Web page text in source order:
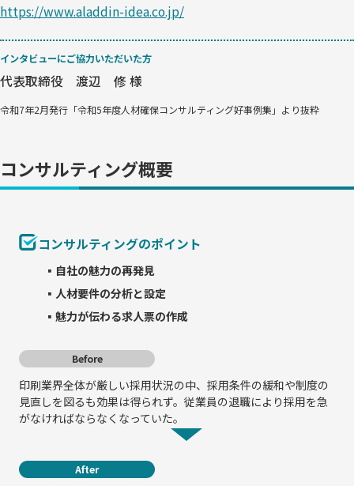
https://www.aladdin-idea.co.jp/
インタビューにご協力いただいた方
代表取締役 渡辺 修 様
令和7年2月発行「令和5年度人材確保コンサルティング好事例集」より抜粋
コンサルティング概要
コンサルティングのポイント
▪自社の魅力の再発見
▪人材要件の分析と設定
▪魅力が伝わる求人票の作成
Before
印刷業界全体が厳しい採用状況の中、採用条件の緩和や制度の
見直しを図るも効果は得られず。従業員の退職により採用を急
がなければならなくなっていた。
After